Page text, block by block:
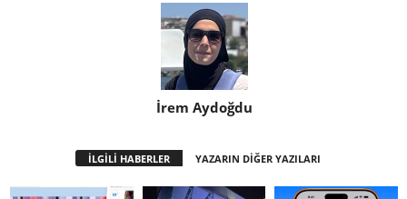
İrem Aydoğdu
İLGİLİ HABERLER YAZARIN DİĞER YAZILARI